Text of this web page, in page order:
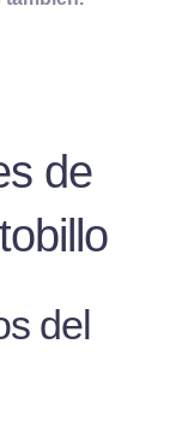
de
del